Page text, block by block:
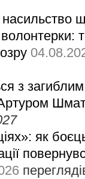
насильство
з загиблим
як